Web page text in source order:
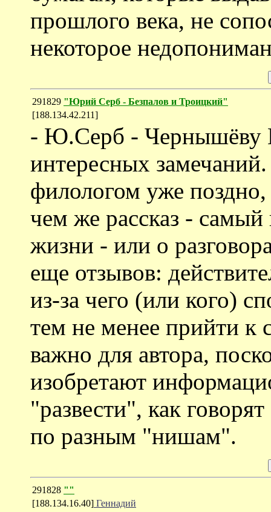
прошлого века, не
некоторое
291829 "Юрий Серб - Безпалов и Троицкий"
[188.134.42.211]
- Ю.Серб - Чернышёву
интересных
филологом уже
чем же рассказ -
жизни - или о
еще отзывов:
из-за чего (или кого)
тем не менее прийти к
важно для автора,
изобретают
"развести", как
по разным "нишам".
291828 ""
[188.134.16.40] Геннадий